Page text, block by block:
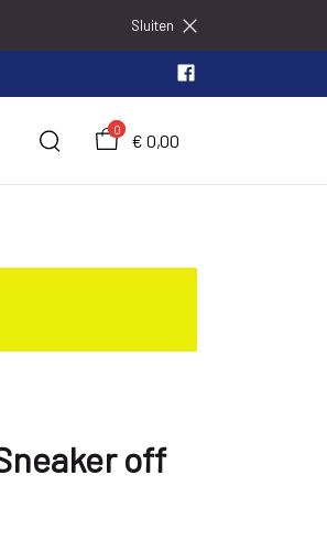
Sluiten
0
€ 0,00
off